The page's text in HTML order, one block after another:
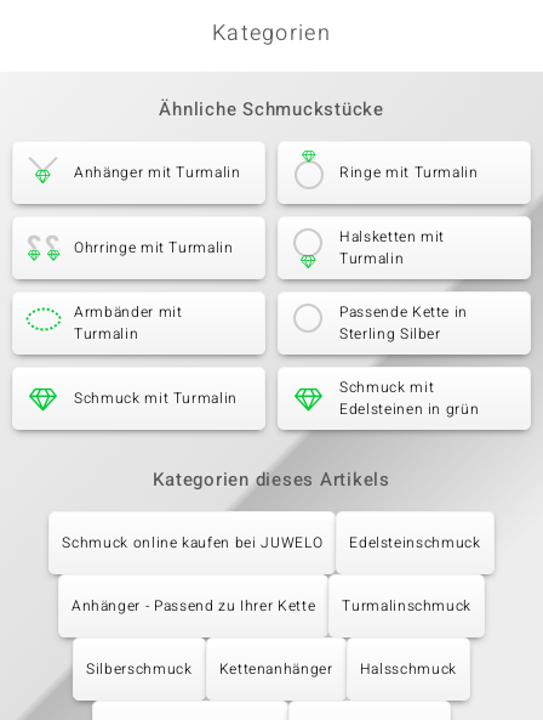
Kategorien
Ähnliche Schmuckstücke
Anhänger mit Turmalin Ringe mit Turmalin
Ohrringe mit Turmalin
Halsketten mit
Turmalin
Armbänder mit
Turmalin
Passende Kette in
Sterling Silber
Schmuck mit Turmalin
Schmuck mit
Edelsteinen in grün
Kategorien dieses Artikels
Schmuck online kaufen bei JUWELO Edelsteinschmuck
Anhänger - Passend zu Ihrer Kette Turmalinschmuck
Silberschmuck Kettenanhänger Halsschmuck